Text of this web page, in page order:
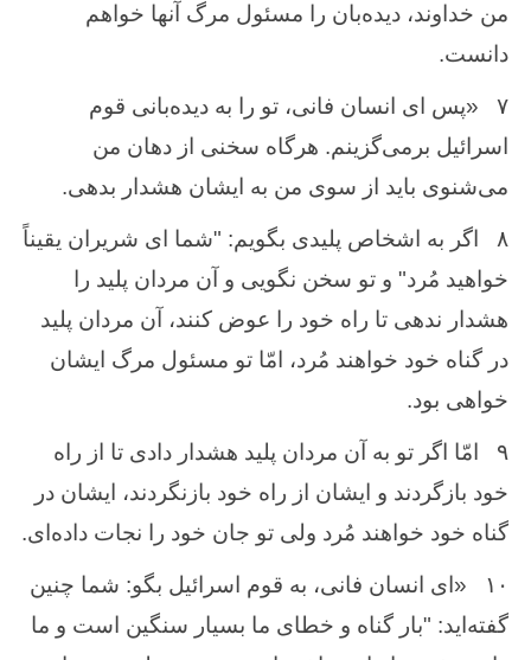
من خداوند، دیده‌بان را مسئول مرگ آنها خواهم
دانست.
۷
«پس ای انسان فانی، تو را به دیده‌بانی قوم
اسرائیل برمی‌گزینم. هرگاه سخنی از دهان من
می‌شنوی باید از سوی من به ایشان هشدار بدهی.
۸
اگر به اشخاص پلیدی بگویم: "شما ای شریران یقیناً
خواهید مُرد" و تو سخن نگویی و آن مردان پلید را
هشدار ندهی تا راه خود را عوض کنند، آن مردان پلید
در گناه خود خواهند مُرد، امّا تو مسئول مرگ ایشان
خواهی بود.
۹
امّا اگر تو به آن مردان پلید هشدار دادی تا از راه
خود بازگردند و ایشان از راه خود بازنگردند، ایشان در
گناه خود خواهند مُرد ولی تو جان خود را نجات داده‌ای.
۱۰
«ای انسان فانی، به قوم اسرائیل بگو: شما چنین
گفته‌اید: "بار گناه و خطای ما بسیار سنگین است و ما